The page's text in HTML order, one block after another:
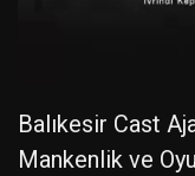
Balıkesir Cast
Mankenlik ve